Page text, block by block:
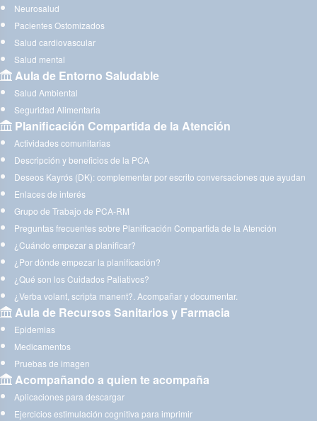
Neurosalud
Pacientes Ostomizados
Salud cardiovascular
Salud mental
Aula de Entorno Saludable
Salud Ambiental
Seguridad Alimentaria
Planificación Compartida de la Atención
Actividades comunitarias
Descripción y beneficios de la PCA
Deseos Kayrós (DK): complementar por escrito conversaciones que ayudan
Enlaces de interés
Grupo de Trabajo de PCA-RM
Preguntas frecuentes sobre Planificación Compartida de la Atención
¿Cuándo empezar a planificar?
¿Por dónde empezar la planificación?
¿Qué son los Cuidados Paliativos?
¿Verba volant, scripta manent?. Acompañar y documentar.
Aula de Recursos Sanitarios y Farmacia
Epidemias
Medicamentos
Pruebas de imagen
Acompañando a quien te acompaña
Aplicaciones para descargar
Ejercicios estimulación cognitiva para imprimir